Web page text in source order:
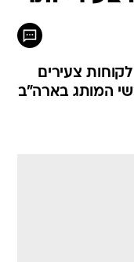
צעירים
המותג בארה"ב